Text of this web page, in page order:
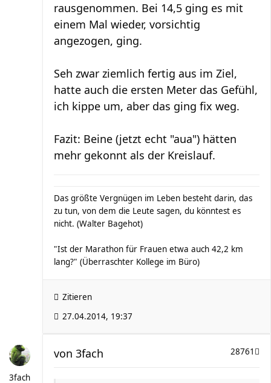
rausgenommen. Bei 14,5 ging es mit
einem Mal wieder, vorsichtig
angezogen, ging.
Seh zwar ziemlich fertig aus im Ziel,
hatte auch die ersten Meter das Gefühl,
ich kippe um, aber das ging fix weg.
Fazit: Beine (jetzt echt "aua") hätten
mehr gekonnt als der Kreislauf.
Das größte Vergnügen im Leben besteht darin, das
zu tun, von dem die Leute sagen, du könntest es
nicht. (Walter Bagehot)
"Ist der Marathon für Frauen etwa auch 42,2 km
lang?" (Überraschter Kollege im Büro)
Zitieren
27.04.2014, 19:37
3fach
28761
von 3fach